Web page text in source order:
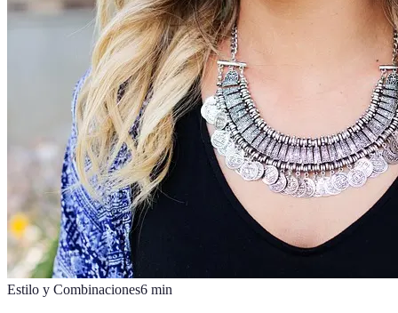
Estilo y Combinaciones6 min